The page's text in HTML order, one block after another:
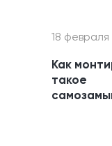
Как
такое
18 февраля